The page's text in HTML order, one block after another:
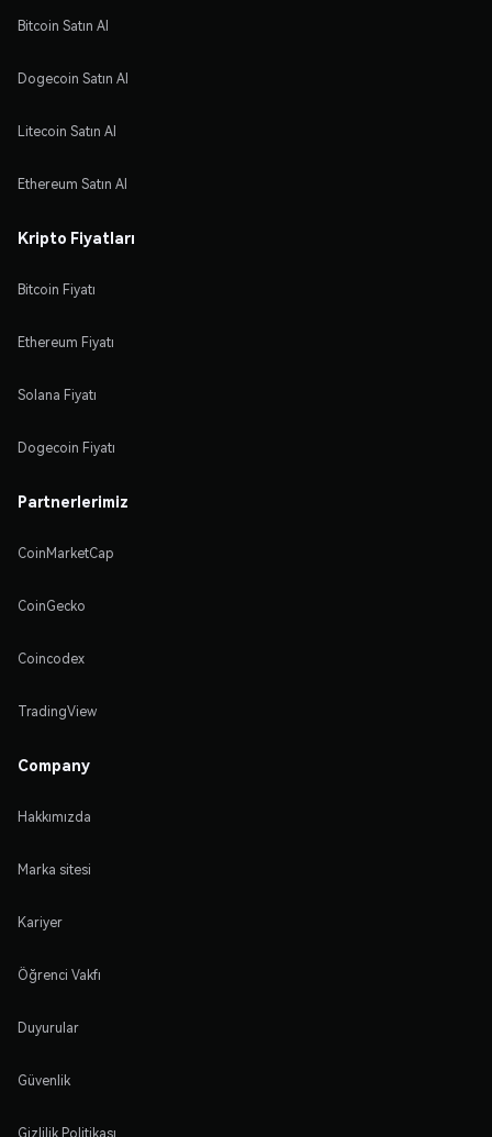
Bitcoin Satın Al
Dogecoin Satın Al
Litecoin Satın Al
Ethereum Satın Al
Kripto Fiyatları
Bitcoin Fiyatı
Ethereum Fiyatı
Solana Fiyatı
Dogecoin Fiyatı
Partnerlerimiz
CoinMarketCap
CoinGecko
Coincodex
TradingView
Company
Hakkımızda
Marka sitesi
Kariyer
Öğrenci Vakfı
Duyurular
Güvenlik
Gizlilik Politikası